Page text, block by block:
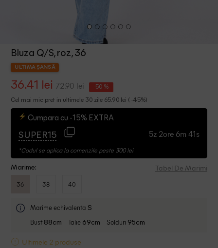
Bluza Q/S, roz, 36
ULTIMA ȘANSĂ
36.41 lei 72.90 lei -50 %
Cel mai mic pret in ultimele 30 zile 65.90 lei ( -45%)
Cumpara cu -15% EXTRA
SUPER15 5z 2ore 6m 40s
*Codul se aplica la comenzile peste 300 lei
Marime: Tabel De Marimi
36 38 40
Marime echivalenta S
Bust 88cm Talie 69cm Solduri 95cm
Ultimele 2 produse